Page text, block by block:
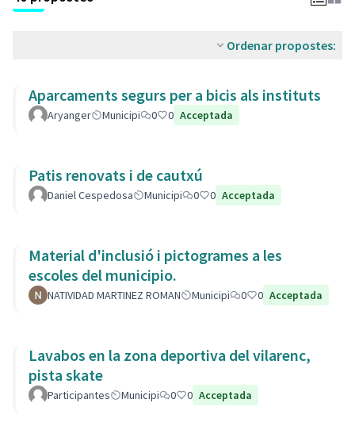
Ordenar propostes:
Aparcaments segurs per a bicis als instituts
Aryanger Municipi 0 0 Acceptada
Patis renovats i de cautxú
Daniel Cespedosa Municipi 0 0 Acceptada
Material d'inclusió i pictogrames a les
escoles del municipio.
NATIVIDAD MARTINEZ ROMAN Municipi 0 0 Acceptada
Lavabos en la zona deportiva del vilarenc,
pista skate
Participantes Municipi 0 0 Acceptada